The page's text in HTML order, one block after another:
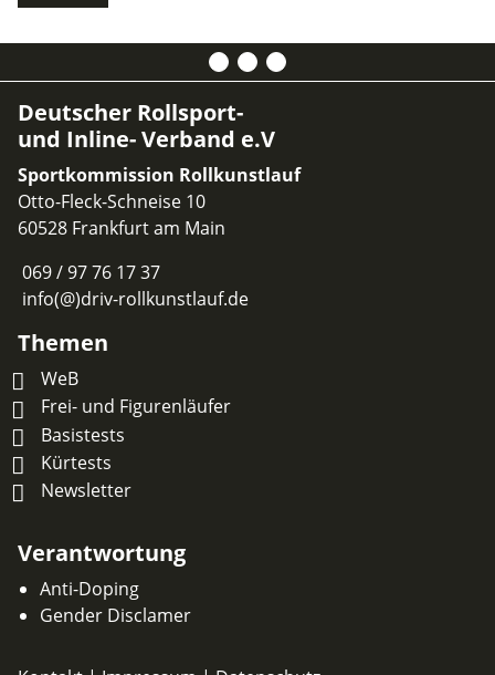
Deutscher Rollsport-
und Inline- Verband e.V
Sportkommission Rollkunstlauf
Otto-Fleck-Schneise 10
60528 Frankfurt am Main
069 / 97 76 17 37
info(@)driv-rollkunstlauf.de
Themen
WeB
Frei- und Figurenläufer
Basistests
Kürtests
Newsletter
Verantwortung
Anti-Doping
Gender Disclamer